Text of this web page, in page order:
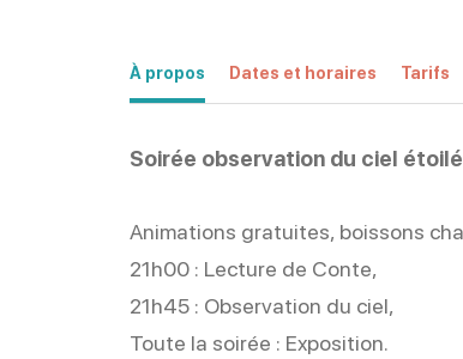
À propos Dates et horaires Tarifs
Soirée observation du ciel
Animations gratuites, boissons
21h00 : Lecture de Conte,
21h45 : Observation du ciel,
Toute la soirée : Exposition.